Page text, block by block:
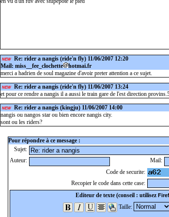
NEW Re: rider a nangis (ride'n fly) 11/06/2007 12:20
Mail: miss__fee_clochette
hotmai.fr
merci a hadrien de soul magazine d'avoir preter attention a ce sujet.
NEW Re: rider a nangis (ride'n fly) 11/06/2007 13:24
et pour ce rendre a nangis il a aussi le train gare de l'est direction
NEW Re: rider a nangis (kingju) 11/06/2007 14:00
nangis ou nangos star ou bien encore nangis city.
sont ou les riders?
Pour répondre à ce message :
Sujet:
Auteur:
Mail:
Code de securite:
Recopier le code dans cette case:
Editeur de texte (conseil : utilisez
Taille: